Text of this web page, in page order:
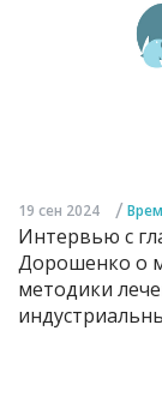
19 сен 2024 /
Интервью с
Дорошенко о
методики